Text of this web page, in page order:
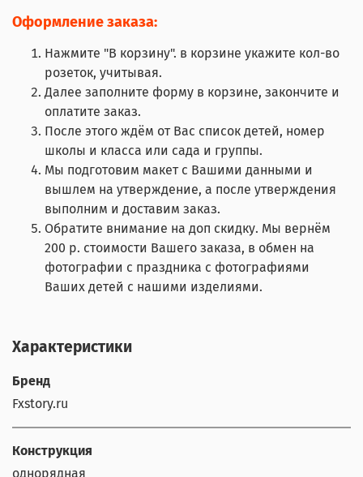
Оформление заказа:
Нажмите "В корзину". в корзине укажите кол-во
розеток, учитывая.
Далее заполните форму в корзине, закончите и
оплатите заказ.
После этого ждём от Вас список детей, номер
школы и класса или сада и группы.
Мы подготовим макет с Вашими данными и
вышлем на утверждение, а после утверждения
выполним и доставим заказ.
Обратите внимание на доп скидку. Мы вернём
200 р. стоимости Вашего заказа, в обмен на
фотографии с праздника с фотографиями
Ваших детей с нашими изделиями.
Характеристики
Бренд
Fxstory.ru
Конструкция
однорядная